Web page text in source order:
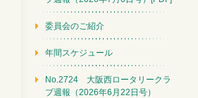
委員会のご紹介
年間スケジュール
No.2724 大阪西ロータリークラ
ブ週報（2026年6月22日号）